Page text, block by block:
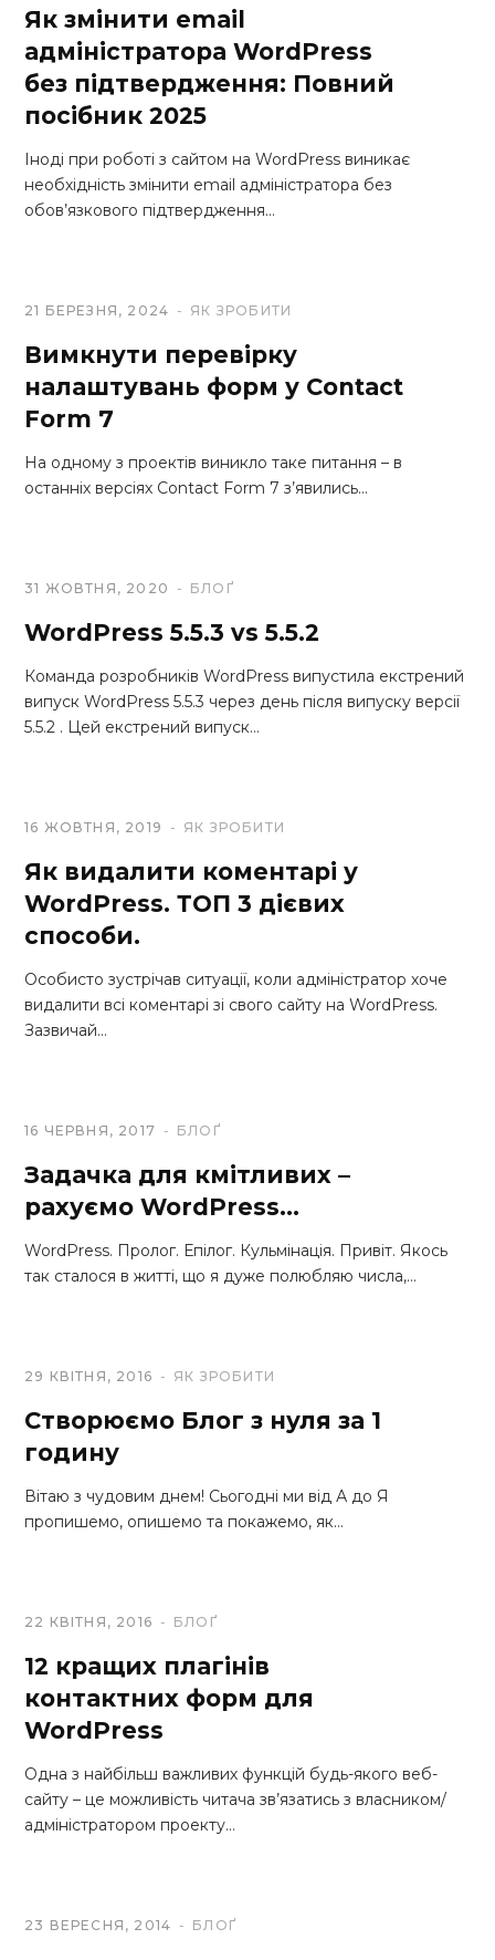
Як змінити email
адміністратора WordPress
без підтвердження: Повний
посібник 2025
Іноді при роботі з сайтом на WordPress виникає
необхідність змінити email адміністратора без
обов’язкового підтвердження…
ЯК ЗРОБИТИ
21 БЕРЕЗНЯ, 2024
Вимкнути перевірку
налаштувань форм у Contact
Form 7
На одному з проектів виникло таке питання – в
останніх версіях Contact Form 7 з’явились…
БЛОҐ
31 ЖОВТНЯ, 2020
WordPress 5.5.3 vs 5.5.2
Команда розробників WordPress випустила екстрений
випуск WordPress 5.5.3 через день після випуску версії
5.5.2 . Цей екстрений випуск…
ЯК ЗРОБИТИ
16 ЖОВТНЯ, 2019
Як видалити коментарі у
WordPress. ТОП 3 дієвих
способи.
Особисто зустрічав ситуації, коли адміністратор хоче
видалити всі коментарі зі свого сайту на WordPress.
Зазвичай…
БЛОҐ
16 ЧЕРВНЯ, 2017
Задачка для кмітливих –
рахуємо WordPress…
WordPress. Пролог. Епілог. Кульмінація. Привіт. Якось
так сталося в житті, що я дуже полюбляю числа,…
ЯК ЗРОБИТИ
29 КВІТНЯ, 2016
Створюємо Блог з нуля за 1
годину
Вітаю з чудовим днем! Сьогодні ми від А до Я
пропишемо, опишемо та покажемо, як…
БЛОҐ
22 КВІТНЯ, 2016
12 кращих плагінів
контактних форм для
WordPress
Одна з найбільш важливих функцій будь-якого веб-
сайту – це можливість читача зв’язатись з власником/
адміністратором проекту…
БЛОҐ
23 ВЕРЕСНЯ, 2014